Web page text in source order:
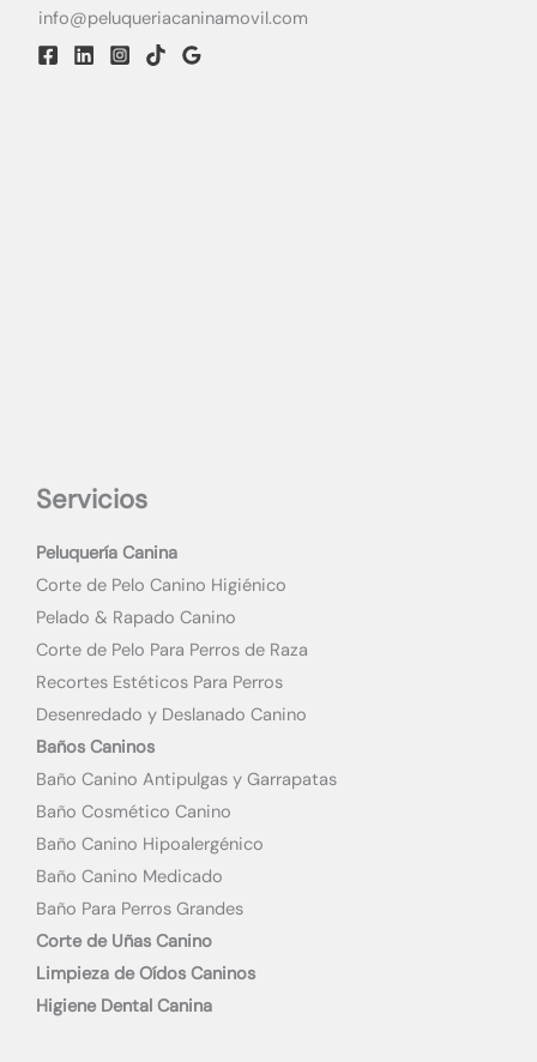
info@peluqueriacaninamovil.com
Servicios
Peluquería Canina
Corte de Pelo Canino Higiénico
Pelado & Rapado Canino
Corte de Pelo Para Perros de Raza
Recortes Estéticos Para Perros
Desenredado y Deslanado Canino
Baños Caninos
Baño Canino Antipulgas y Garrapatas
Baño Cosmético Canino
Baño Canino Hipoalergénico
Baño Canino Medicado
Baño Para Perros Grandes
Corte de Uñas Canino
Limpieza de Oídos Caninos
Higiene Dental Canina